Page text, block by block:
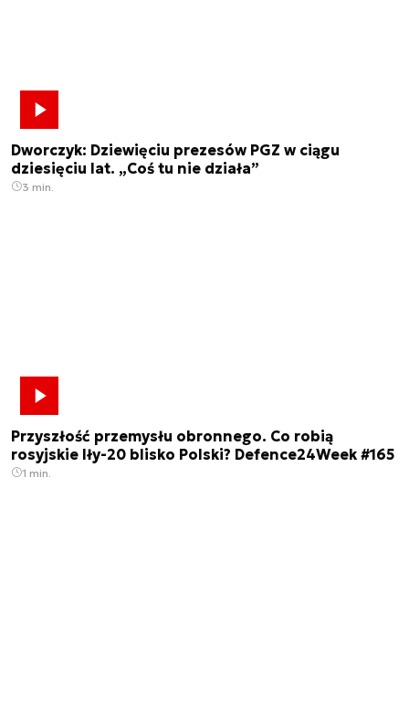
Dworczyk: Dziewięciu prezesów PGZ w ciągu
dziesięciu lat. „Coś tu nie działa”
3 min.
Przyszłość przemysłu obronnego. Co robią
rosyjskie Iły-20 blisko Polski? Defence24Week #165
1 min.